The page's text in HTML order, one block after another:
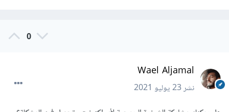
0
Wael Aljamal
نشر23 يوليو 2021